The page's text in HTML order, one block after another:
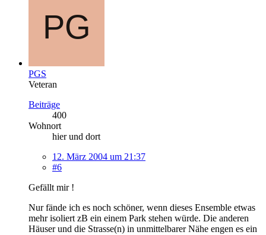
PGS
Veteran
Beiträge
400
Wohnort
hier und dort
12. März 2004 um 21:37
#6
Gefällt mir !
Nur fände ich es noch schöner, wenn dieses Ensemble etwas
mehr isoliert zB ein einem Park stehen würde. Die anderen
Häuser und die Strasse(n) in unmittelbarer Nähe engen es ein